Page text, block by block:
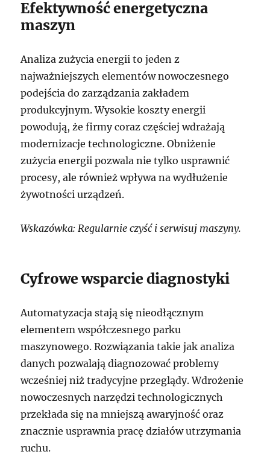
Efektywność energetyczna
maszyn
Analiza zużycia energii to jeden z
najważniejszych elementów nowoczesnego
podejścia do zarządzania zakładem
produkcyjnym. Wysokie koszty energii
powodują, że firmy coraz częściej wdrażają
modernizacje technologiczne. Obniżenie
zużycia energii pozwala nie tylko usprawnić
procesy, ale również wpływa na wydłużenie
żywotności urządzeń.
Wskazówka: Regularnie czyść i serwisuj maszyny.
Cyfrowe wsparcie diagnostyki
Automatyzacja stają się nieodłącznym
elementem współczesnego parku
maszynowego. Rozwiązania takie jak analiza
danych pozwalają diagnozować problemy
wcześniej niż tradycyjne przeglądy. Wdrożenie
nowoczesnych narzędzi technologicznych
przekłada się na mniejszą awaryjność oraz
znacznie usprawnia pracę działów utrzymania
ruchu.